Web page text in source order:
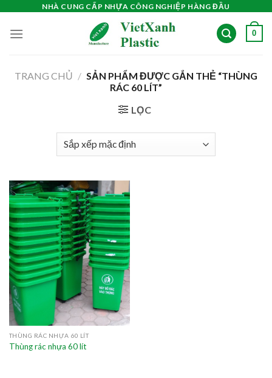
content
NHÀ CUNG CẤP NHỰA CÔNG NGHIỆP HÀNG ĐẦU
0
TRANG CHỦ / SẢN PHẨM ĐƯỢC GẮN THẺ “THÙNG
RÁC 60 LÍT”
LỌC
THÙNG RÁC NHỰA 60 LÍT
Thùng rác nhựa 60 lít